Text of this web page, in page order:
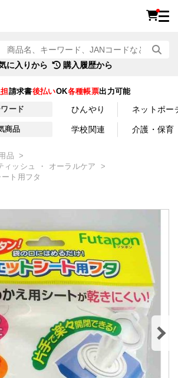
に入りから 購入履歴から
請求書後払いOK各種帳票出力可能
ード ひんやり ネットポー
商品 学校関連 介護・保育
品
ィッシュ ・ オーラルケア
ト用フタ